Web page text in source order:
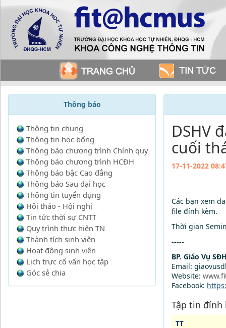
Thông báo
Thông tin chung
Thông tin học bổng
Thông báo chương trình Chính quy
Thông báo chương trình HCĐH
Thông báo bậc Cao đẳng
Thông báo Sau đại học
Thông tin tuyển dụng
Hội thảo - Hội nghị
Tin tức thời sự CNTT
Quy trình thực hiện TN
Thành tích sinh viên
Hoạt động sinh viên
Lịch trực cố vấn học tập
Góc sẻ chia
DSHV
cuối
17-11-2022
Các bạn xem
file đính kèm.
Thời gian
-----
BP. Giáo Vụ
Email:
Website:
Facebook:
Tập tin đính
TT